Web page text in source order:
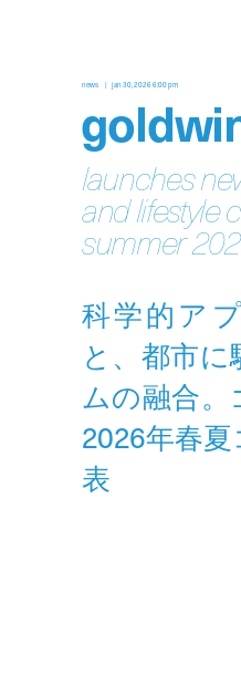
news jan 30, 2026 6:00 pm
launches
and lifestyle
summer